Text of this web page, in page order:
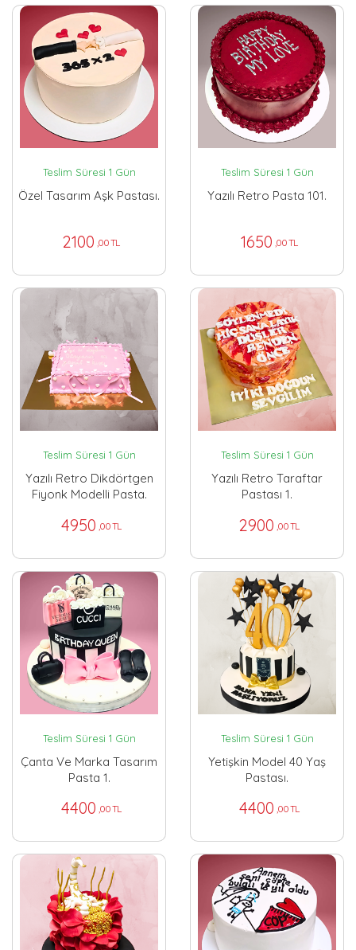
Teslim Süresi 1 Gün
Özel Tasarım Aşk Pastası.
2100 ,00 TL
Teslim Süresi 1 Gün
Yazılı Retro Pasta 101.
1650 ,00 TL
Teslim Süresi 1 Gün
Yazılı Retro Dikdörtgen
Fiyonk Modelli Pasta.
4950 ,00 TL
Teslim Süresi 1 Gün
Yazılı Retro Taraftar
Pastası 1.
2900 ,00 TL
Teslim Süresi 1 Gün
Çanta Ve Marka Tasarım
Pasta 1.
4400 ,00 TL
Teslim Süresi 1 Gün
Yetişkin Model 40 Yaş
Pastası.
4400 ,00 TL